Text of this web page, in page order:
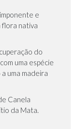
e
nativa
do
uma espécie
uma madeira
Canela
da Mata.